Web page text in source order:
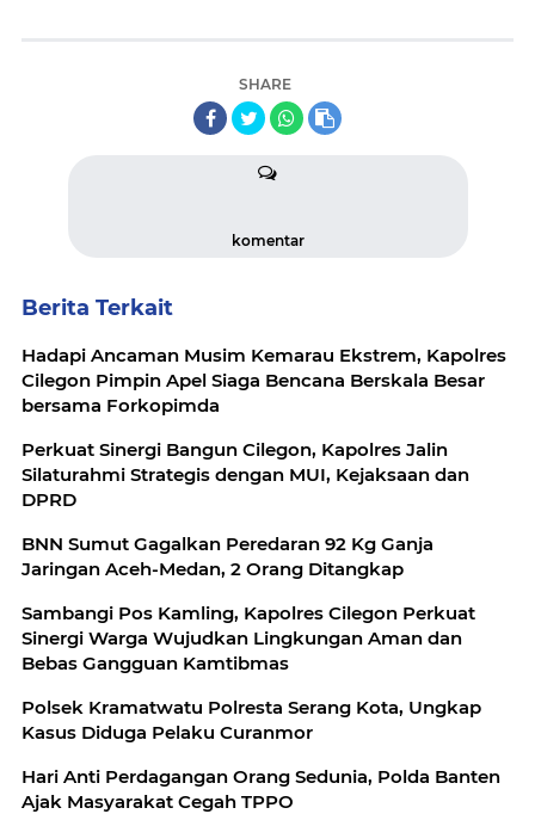
SHARE
komentar
Berita Terkait
Hadapi Ancaman Musim Kemarau Ekstrem, Kapolres
Cilegon Pimpin Apel Siaga Bencana Berskala Besar
bersama Forkopimda
Perkuat Sinergi Bangun Cilegon, Kapolres Jalin
Silaturahmi Strategis dengan MUI, Kejaksaan dan
DPRD
BNN Sumut Gagalkan Peredaran 92 Kg Ganja
Jaringan Aceh-Medan, 2 Orang Ditangkap
Sambangi Pos Kamling, Kapolres Cilegon Perkuat
Sinergi Warga Wujudkan Lingkungan Aman dan
Bebas Gangguan Kamtibmas
Polsek Kramatwatu Polresta Serang Kota, Ungkap
Kasus Diduga Pelaku Curanmor
Hari Anti Perdagangan Orang Sedunia, Polda Banten
Ajak Masyarakat Cegah TPPO